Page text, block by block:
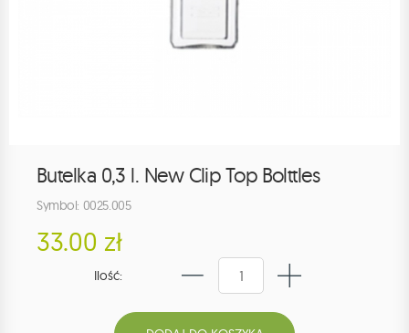
Butelka 0,3 l. New Clip Top Bolttles
Symbol: 0025.005
33.00 zł
Ilość: